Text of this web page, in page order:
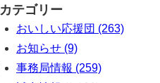
カテゴリー
おいしい応援団 (263)
お知らせ (9)
事務局情報 (259)